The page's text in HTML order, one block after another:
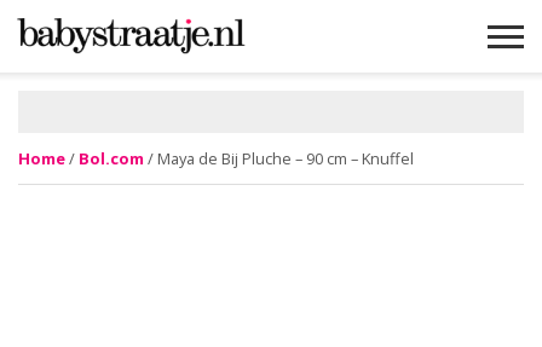
Home/ Bol.com / Maya de Bij Pluche – 90 cm – Knuffel